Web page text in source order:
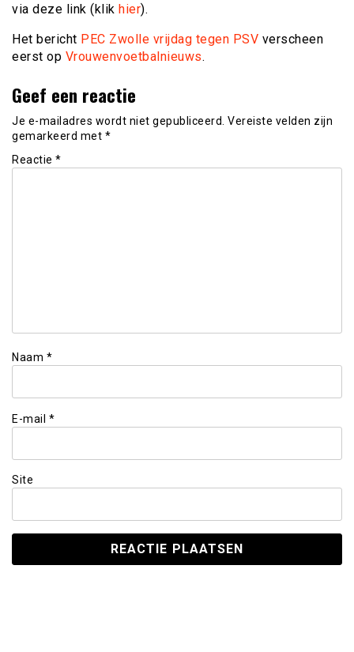
via deze link (klik hier).
Het bericht PEC Zwolle vrijdag tegen PSV verscheen
eerst op Vrouwenvoetbalnieuws.
Geef een reactie
Je e-mailadres wordt niet gepubliceerd. Vereiste velden zijn
gemarkeerd met *
Reactie *
Naam *
E-mail *
Site